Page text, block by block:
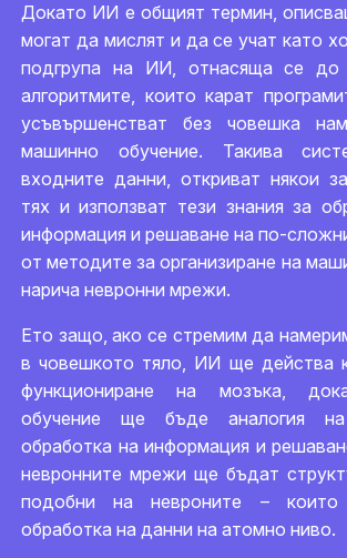
Докато ИИ е общият термин,
могат да мислят и да се учат като
подгрупа на ИИ, отнасяща се до
алгоритмите, които карат
усъвършенстват без човешка
машинно обучение. Такива
входните данни, откриват някои
тях и използват тези знания за
информация и решаване на по-
от методите за организиране на
нарича невронни мрежи.
Ето защо, ако се стремим да
в човешкото тяло, ИИ ще действа
функциониране на мозъка,
обучение ще бъде аналогия
обработка на информация и
невронните мрежи ще бъдат
подобни на невроните –
обработка на данни на атомно ниво.